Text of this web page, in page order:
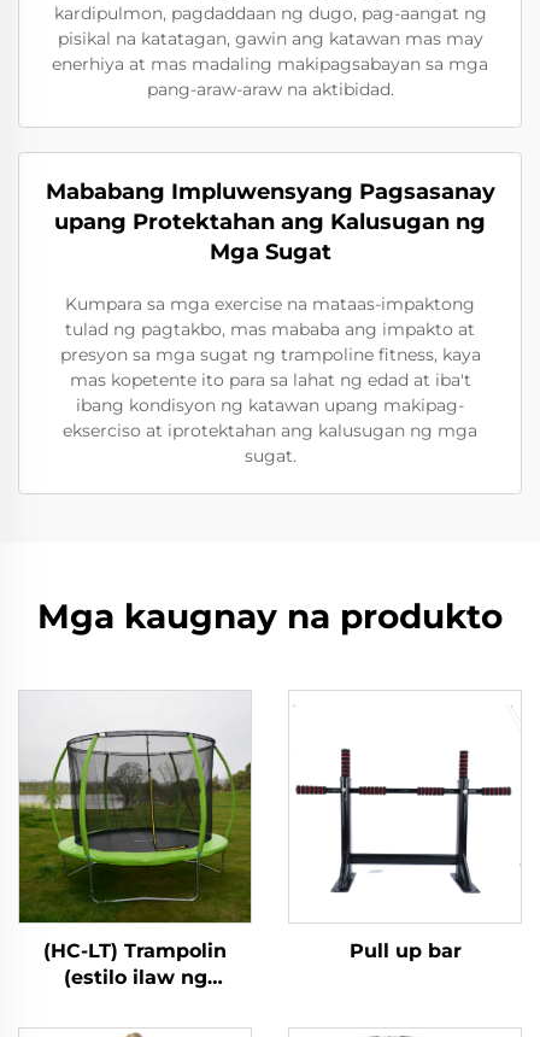
kardipulmon, pagdaddaan ng dugo, pag-aangat ng
pisikal na katatagan, gawin ang katawan mas may
enerhiya at mas madaling makipagsabayan sa mga
pang-araw-araw na aktibidad.
Mababang Impluwensyang Pagsasanay
upang Protektahan ang Kalusugan ng
Mga Sugat
Kumpara sa mga exercise na mataas-impaktong
tulad ng pagtakbo, mas mababa ang impakto at
presyon sa mga sugat ng trampoline fitness, kaya
mas kopetente ito para sa lahat ng edad at iba't
ibang kondisyon ng katawan upang makipag-
ekserciso at iprotektahan ang kalusugan ng mga
sugat.
Mga kaugnay na produkto
(HC-LT) Trampolin
(estilo ilaw ng
Pull up bar